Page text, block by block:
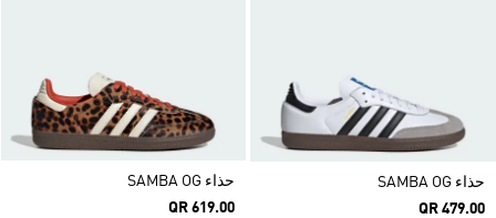
حذاء SAMBA OG
QR 479.00
حذاء SAMBA OG
QR 619.00